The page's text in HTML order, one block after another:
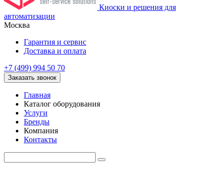
Киоски и решения для
автоматизации
Москва
Гарантия и сервис
Доставка и оплата
+7 (499) 994 50 70
Заказать звонок
Главная
Каталог оборудования
Услуги
Бренды
Компания
Контакты